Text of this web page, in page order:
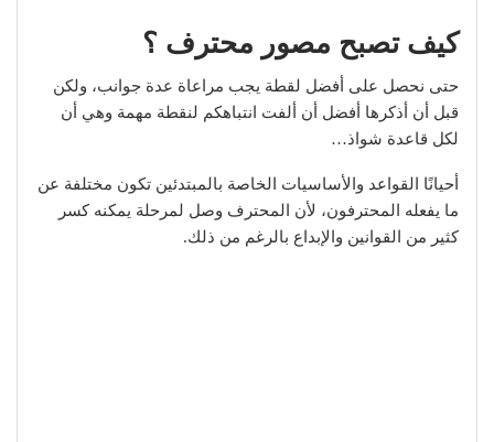
كيف تصبح مصور محترف ؟
حتى نحصل على أفضل لقطة يجب مراعاة عدة جوانب، ولكن
قبل أن أذكرها أفضل أن ألفت انتباهكم لنقطة مهمة وهي أن
لكل قاعدة شواذ…
أحيانًا القواعد والأساسيات الخاصة بالمبتدئين تكون مختلفة عن
ما يفعله المحترفون، لأن المحترف وصل لمرحلة يمكنه كسر
كثير من القوانين والإبداع بالرغم من ذلك.